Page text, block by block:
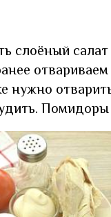
слоёный
нужно